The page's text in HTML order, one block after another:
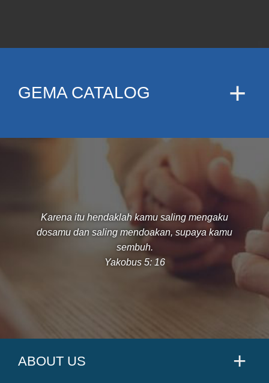
GEMA CATALOG
Karena itu hendaklah kamu saling mengaku
dosamu dan saling mendoakan, supaya kamu
sembuh.
Yakobus 5: 16
ABOUT US